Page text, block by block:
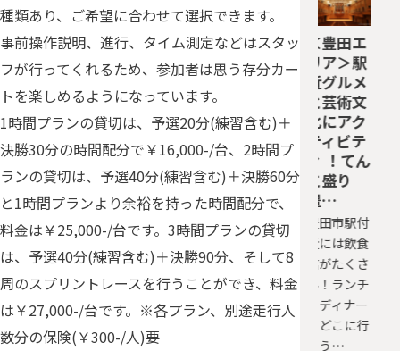
種類あり、ご希望に合わせて選択できます。
事前操作説明、進行、タイム測定などはスタッ
フが行ってくれるため、参加者は思う存分カー
トを楽しめるようになっています。
1時間プランの貸切は、予選20分(練習含む)＋
決勝30分の時間配分で￥16,000-/台、2時間プ
ランの貸切は、予選40分(練習含む)＋決勝60分
と1時間プランより余裕を持った時間配分で、
料金は￥25,000-/台です。3時間プランの貸切
は、予選40分(練習含む)＋決勝90分、そして8
周のスプリントレースを行うことができ、料金
は￥27,000-/台です。※各プラン、別途走行人
数分の保険(￥300-/人)要
＜豊田エ
リア＞駅
近グルメ
化にアク
ティビテ
ィ ！てん
こ盛り
豊…
豊田市駅付
近には飲食
店がたくさ
ん！ランチ
もディナー